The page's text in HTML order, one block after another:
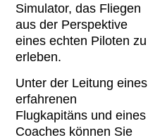
Simulator, das Fliegen
aus der Perspektive
eines echten Piloten zu
erleben.
Unter der Leitung eines
erfahrenen
Flugkapitäns und eines
Coaches können Sie